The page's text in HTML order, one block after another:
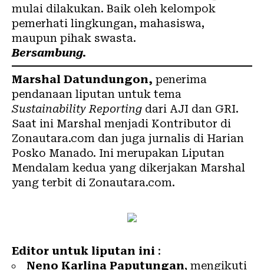
mulai dilakukan. Baik oleh kelompok
pemerhati lingkungan, mahasiswa,
maupun pihak swasta.
Bersambung.
Marshal Datundungon, penerima
pendanaan liputan untuk tema
Sustainability Reporting dari AJI dan GRI.
Saat ini Marshal menjadi Kontributor di
Zonautara.com dan juga jurnalis di Harian
Posko Manado. Ini merupakan Liputan
Mendalam kedua yang dikerjakan Marshal
yang terbit di Zonautara.com.
Editor untuk liputan ini :
Neno Karlina Paputungan, mengikuti